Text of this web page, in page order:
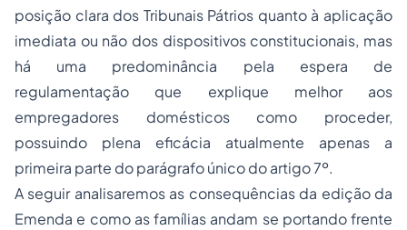
posição clara dos Tribunais Pátrios quanto à aplicação
imediata ou não dos dispositivos constitucionais, mas
há uma predominância pela espera de
regulamentação que explique melhor aos
empregadores domésticos como proceder,
possuindo plena eficácia atualmente apenas a
primeira parte do parágrafo único do artigo 7º.
A seguir analisaremos as consequências da edição da
Emenda e como as famílias andam se portando frente